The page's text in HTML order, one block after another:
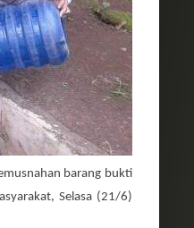
barang bukti
Selasa (21/6)